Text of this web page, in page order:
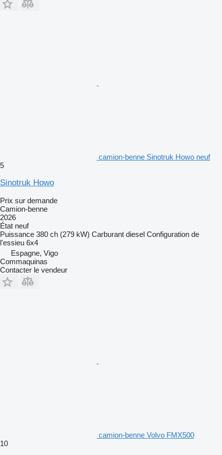
camion-benne Sinotruk Howo neuf
5
Sinotruk Howo
Prix sur demande
Camion-benne
2026
État neuf
Puissance 380 ch (279 kW) Carburant diesel Configuration de
l'essieu 6x4
Espagne, Vigo
Commaquinas
Contacter le vendeur
camion-benne Volvo FMX500
10